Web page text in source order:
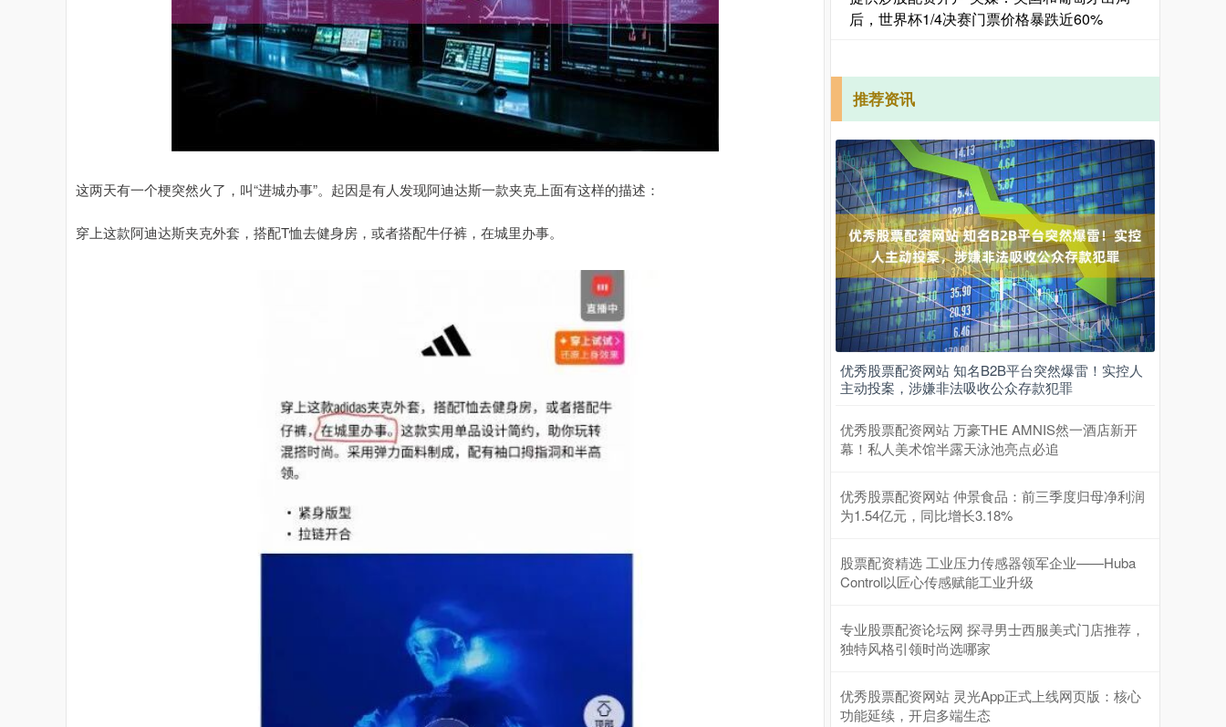
这两天有一个梗突然火了，叫“进城办事”。起因是有人发现阿迪达斯一款夹克上面有这样的描述：
穿上这款阿迪达斯夹克外套，搭配T恤去健身房，或者搭配牛仔裤，在城里办事。
后，世界杯1/4决赛门票价格暴跌近60%
推荐资讯
优秀股票配资网站 知名B2B平台突然爆雷！实控人
主动投案，涉嫌非法吸收公众存款犯罪
优秀股票配资网站 万豪THE AMNIS然一酒店新开
幕！私人美术馆半露天泳池亮点必追
优秀股票配资网站 仲景食品：前三季度归母净利润
为1.54亿元，同比增长3.18%
股票配资精选 工业压力传感器领军企业——Huba
Control以匠心传感赋能工业升级
专业股票配资论坛网 探寻男士西服美式门店推荐，
独特风格引领时尚选哪家
优秀股票配资网站 灵光App正式上线网页版：核心
功能延续，开启多端生态